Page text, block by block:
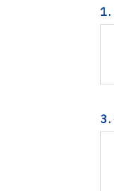
1.
3.